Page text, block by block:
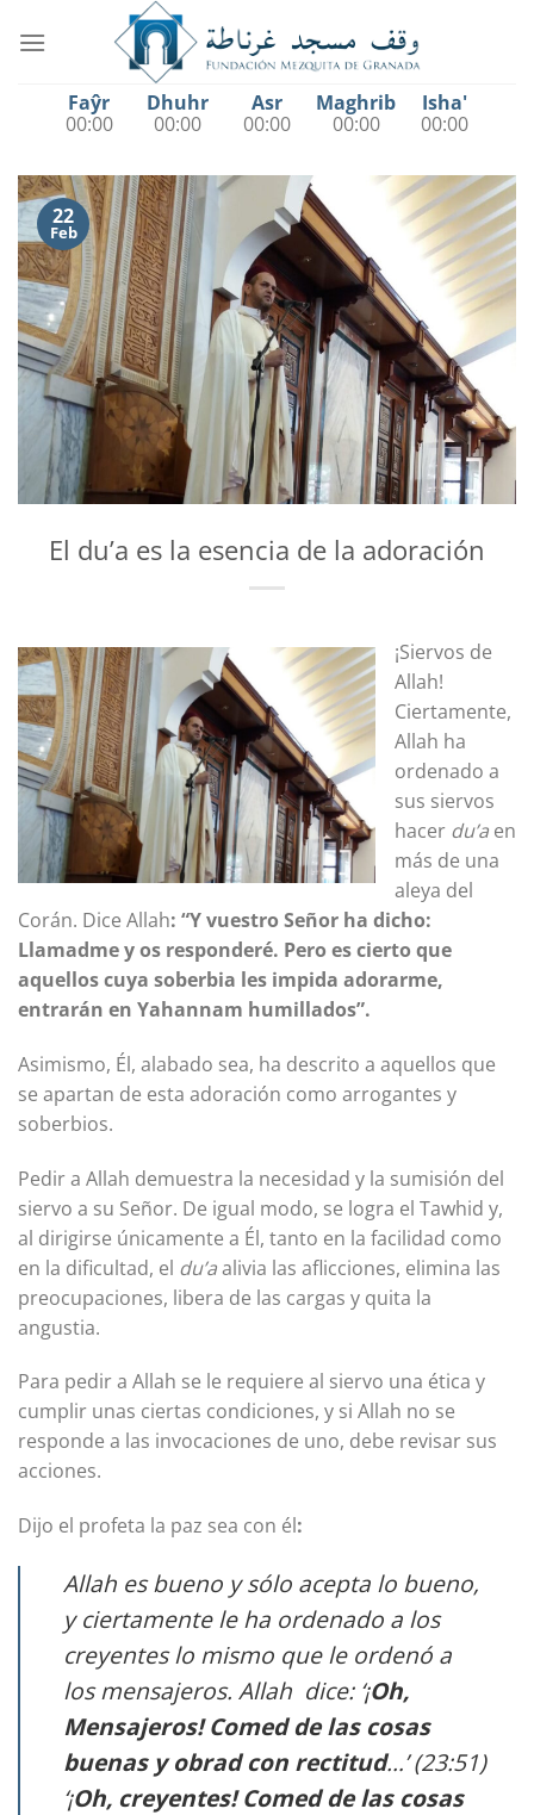
Faŷr
00:00
Dhuhr
00:00
Asr
00:00
Maghrib
00:00
Isha'
00:00
22
Feb
El du’a es la esencia de la adoración
¡Siervos de
Allah!
Ciertamente,
Allah ha
ordenado a
sus siervos
hacer du’a en
más de una
aleya del
Corán. Dice Allah: “Y vuestro Señor ha dicho:
Llamadme y os responderé. Pero es cierto que
aquellos cuya soberbia les impida adorarme,
entrarán en Yahannam humillados”.
Asimismo, Él, alabado sea, ha descrito a aquellos que
se apartan de esta adoración como arrogantes y
soberbios.
Pedir a Allah demuestra la necesidad y la sumisión del
siervo a su Señor. De igual modo, se logra el Tawhid y,
al dirigirse únicamente a Él, tanto en la facilidad como
en la dificultad, el du’aalivia las aflicciones, elimina las
preocupaciones, libera de las cargas y quita la
angustia.
Para pedir a Allah se le requiere al siervo una ética y
cumplir unas ciertas condiciones, y si Allah no se
responde a las invocaciones de uno, debe revisar sus
acciones.
Dijo el profeta la paz sea con él:
Allah es bueno y sólo acepta lo bueno,
y ciertamente le ha ordenado a los
creyentes lo mismo que le ordenó a
los mensajeros. Allah dice: ‘¡Oh,
Mensajeros! Comed de las cosas
buenas y obrad con rectitud…’ (23:51)
‘¡Oh, creyentes! Comed de las cosas